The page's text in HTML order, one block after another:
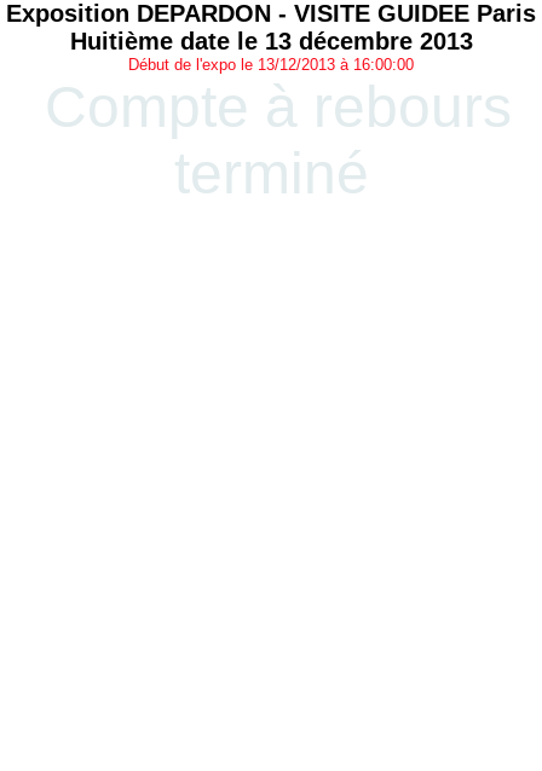
Exposition DEPARDON - VISITE GUIDEE Paris
Huitième date le 13 décembre 2013
Début de l'expo le 13/12/2013 à 16:00:00
Compte à rebours
terminé